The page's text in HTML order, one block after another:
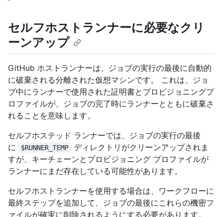
セルフホストランナーに必要なクリ
ーンアップ
GitHub ホストランナーは、ジョブの実行の最後に自動的
に破棄される分離された仮想マシンです。 これは、ジョ
ブ中にランナーで使用された証明書とプロビジョニングプ
ロファイルが、ジョブの完了時にランナーとともに破棄さ
れることを意味します。
セルフホステッド ランナーでは、ジョブの実行の最後
に
$RUNNER_TEMP
ディレクトリがクリーンアップされま
すが、キーチェーンとプロビジョニング プロファイルが
ランナーにまだ存在している可能性があります。
セルフホストランナーを使用する場合は、ワークフローに
最終ステップを追加して、ジョブの最後にこれらの機密フ
ァイルが確実に削除されるようにする必要があります。